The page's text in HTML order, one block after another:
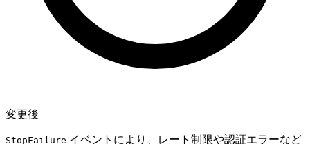
変更後
StopFailure イベントにより、レート制限や認証エラーなど